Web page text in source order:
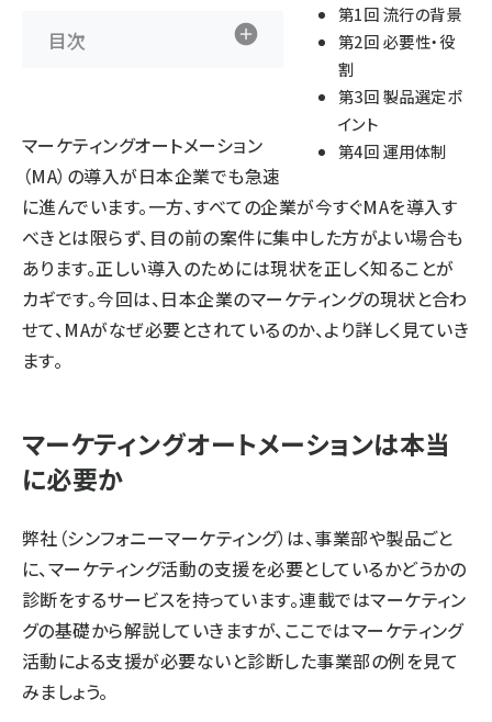
第1回 流行の背景
第2回 必要性・役
割
第3回 製品選定ポ
イント
第4回 運用体制
目次
マーケティングオートメーション
（MA）の導入が日本企業でも急速
に進んでいます。一方、すべての企業が今すぐMAを導入す
べきとは限らず、目の前の案件に集中した方がよい場合も
あります。正しい導入のためには現状を正しく知ることが
カギです。今回は、日本企業のマーケティングの現状と合わ
せて、MAがなぜ必要とされているのか、より詳しく見ていき
ます。
マーケティングオートメーションは本当
に必要か
弊社（シンフォニーマーケティング）は、事業部や製品ごと
に、マーケティング活動の支援を必要としているかどうかの
診断をするサービスを持っています。連載ではマーケティン
グの基礎から解説していきますが、ここではマーケティング
活動による支援が必要ないと診断した事業部の例を見て
みましょう。